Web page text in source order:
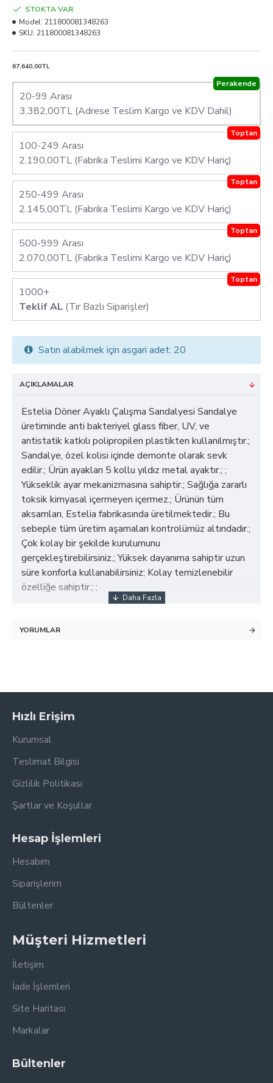
67.640,00TL
20-99 Arası
3.382,00TL (Adrese Teslim Kargo ve KDV Dahil)
Perakende
100-249 Arası
2.190,00TL (Fabrika Teslimi Kargo ve KDV Hariç)
Toptan
250-499 Arası
2.145,00TL (Fabrika Teslimi Kargo ve KDV Hariç)
Toptan
500-999 Arası
2.070,00TL (Fabrika Teslimi Kargo ve KDV Hariç)
Toptan
1000+
Teklif AL (Tır Bazlı Siparişler)
Toptan
STOKTA VAR
Model: 211800081348263
SKU: 211800081348263
Satın alabilmek için asgari adet: 20
AÇIKLAMALAR
Estelia Döner Ayaklı Çalışma Sandalyesi Sandalye
üretiminde anti bakteriyel glass fiber, UV, ve
antistatik katkılı polipropilen plastikten kullanılmıştır.;
Sandalye, özel kolisi içinde demonte olarak sevk
edilir.; Ürün ayakları 5 kollu yıldız metal ayaktır.; ;
Yükseklik ayar mekanizmasına sahiptir.; Sağlığa zararlı
toksik kimyasal içermeyen içermez.; Ürünün tüm
aksamları, Estelia fabrikasında üretilmektedir.; Bu
sebeple tüm üretim aşamaları kontrolümüz altındadır.;
Çok kolay bir şekilde kurulumunu
gerçekleştirebilirsiniz.; Yüksek dayanıma sahiptir uzun
süre konforla kullanabilirsiniz; Kolay temizlenebilir
özelliğe sahiptir.; ;
YORUMLAR
Hızlı Erişim
Kurumsal
Teslimat Bilgisi
Gizlilik Politikası
Şartlar ve Koşullar
Hesap İşlemleri
Hesabım
Siparişlerim
Bültenler
Müşteri Hizmetleri
İletişim
İade İşlemleri
Site Haritası
Markalar
Bültenler